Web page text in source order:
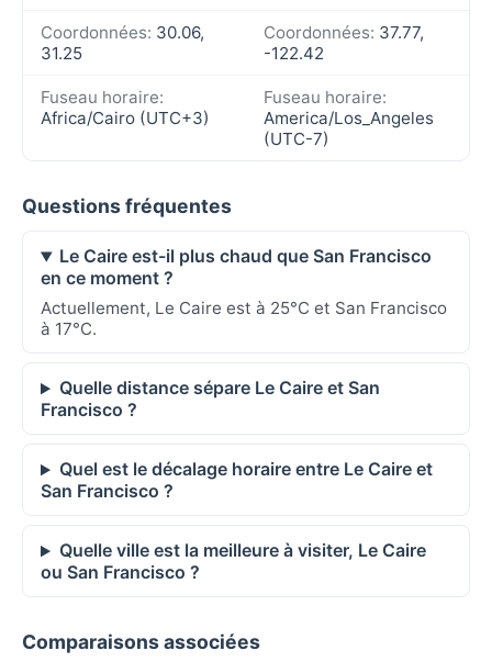
Coordonnées: 30.06,
31.25
Coordonnées: 37.77,
-122.42
Fuseau horaire:
Africa/Cairo (UTC+3)
Fuseau horaire:
America/Los_Angeles
(UTC-7)
Questions fréquentes
Le Caire est-il plus chaud que San Francisco
en ce moment ?
Actuellement, Le Caire est à 25°C et San Francisco
à 17°C.
Quelle distance sépare Le Caire et San
Francisco ?
Quel est le décalage horaire entre Le Caire et
San Francisco ?
Quelle ville est la meilleure à visiter, Le Caire
ou San Francisco ?
Comparaisons associées